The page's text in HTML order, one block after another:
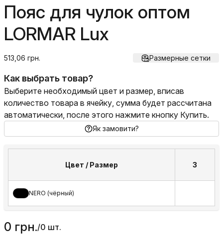
Пояс для чулок оптом
LORMAR Lux
513,06 грн. Размерные сетки
Как выбрать товар?
Выберите необходимый цвет и размер, вписав
количество товара в ячейку, сумма будет рассчитана
автоматически, после этого нажмите кнопку Купить.
Як замовити?
Цвет / Размер 3
NERO (чёрный)
0 грн./0 шт.